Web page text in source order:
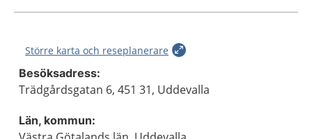
Större karta och reseplanerare
Besöksadress:
Trädgårdsgatan 6, 451 31, Uddevalla
Län, kommun: